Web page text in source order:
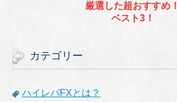
厳選した超おすすめ！
ベスト3！
カテゴリー
ハイレバFXとは？